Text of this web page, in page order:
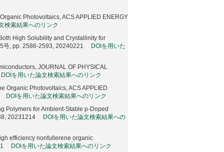
Photovoltaics, ACS APPLIED ENERGY
検索結果へのリンク
High Solubility and Crystallinity for
号, pp. 2586-2593, 20240221
DOIを用いた
JOURNAL OF PHYSICAL
DOIを用いた論文検索結果へのリンク
Organic Photovoltaics, ACS APPLIED
DOIを用いた論文検索結果へのリンク
Polymers for Ambient-Stable p-Doped
20231214
DOIを用いた論文検索結果への
efficiency nonfullerene organic
DOIを用いた論文検索結果へのリンク